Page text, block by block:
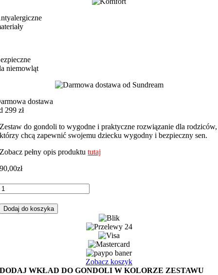
niemowląt
dostawa
299 zł
Zestaw do gondoli to wygodne i praktyczne rozwiązanie dla rodziców,
którzy chcą zapewnić swojemu dziecku wygodny i bezpieczny sen.
Zobacz pełny opis produktututaj
90,00zł
Dodaj do koszyka
Zobacz koszyk
DODAJ WKŁAD DO GONDOLI W KOLORZE ZESTAWU